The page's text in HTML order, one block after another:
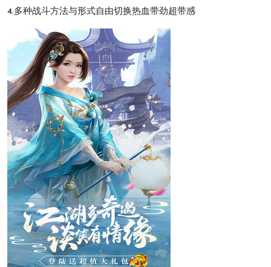
4.多种战斗方法与形式自由切换热血带劲超带感